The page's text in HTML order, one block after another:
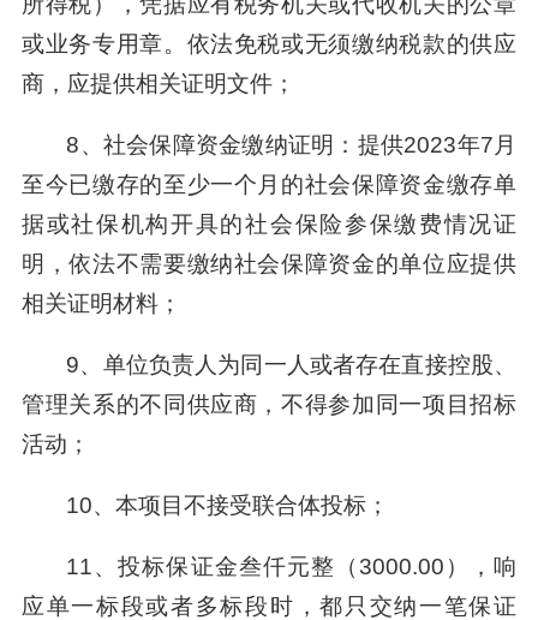
或业务专用章。依法免税或无须缴纳税款的供应
商，应提供相关证明文件；
8、社会保障资金缴纳证明：提供2023年7月
至今已缴存的至少一个月的社会保障资金缴存单
据或社保机构开具的社会保险参保缴费情况证
明，依法不需要缴纳社会保障资金的单位应提供
相关证明材料；
9、单位负责人为同一人或者存在直接控股、
管理关系的不同供应商，不得参加同一项目招标
活动；
10、本项目不接受联合体投标；
11、投标保证金叁仟元整（3000.00），响
应单一标段或者多标段时，都只交纳一笔保证